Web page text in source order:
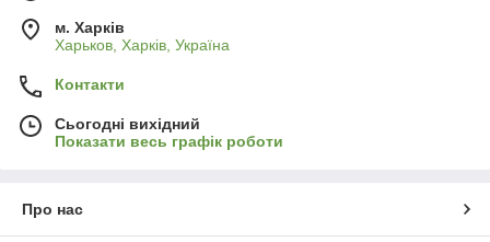
м. Харків
Харьков, Харків, Україна
Контакти
Сьогодні вихідний
Показати весь графік роботи
Про нас